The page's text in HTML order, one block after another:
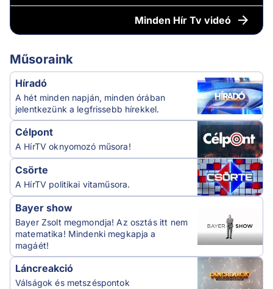
Minden Hír Tv videó
Műsoraink
Híradó
A hét minden napján, minden órában
jelentkezünk a legfrissebb hírekkel.
Célpont
A HírTV oknyomozó műsora!
Csörte
A HírTV politikai vitaműsora.
Bayer show
Bayer Zsolt megmondja! Az osztás itt nem
matematika! Mindenki megkapja a
magáét!
Láncreakció
Válságok és metszéspontok